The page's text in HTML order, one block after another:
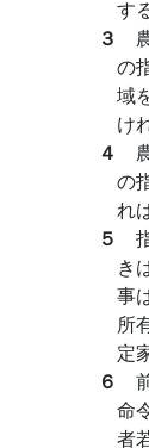
す
３
の
域
け
４
の
れ
５
き
事
所
定
６
命
者